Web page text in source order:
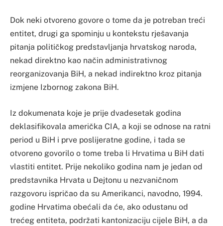
Dok neki otvoreno govore o tome da je potreban treći
entitet, drugi ga spominju u kontekstu rješavanja
pitanja političkog predstavljanja hrvatskog naroda,
nekad direktno kao način administrativnog
reorganizovanja BiH, a nekad indirektno kroz pitanja
izmjene Izbornog zakona BiH.
Iz dokumenata koje je prije dvadesetak godina
deklasifikovala američka CIA, a koji se odnose na ratni
period u BiH i prve poslijeratne godine, i tada se
otvoreno govorilo o tome treba li Hrvatima u BiH dati
vlastiti entitet. Prije nekoliko godina nam je jedan od
predstavnika Hrvata u Dejtonu u nezvaničnom
razgovoru ispričao da su Amerikanci, navodno, 1994.
godine Hrvatima obećali da će, ako odustanu od
trećeg entiteta, podržati kantonizaciju cijele BiH, a da